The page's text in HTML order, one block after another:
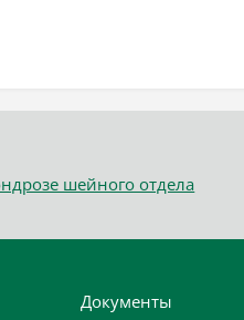
шейного отдела
Документы